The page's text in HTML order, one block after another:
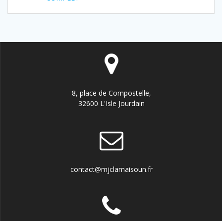
8, place de Compostelle,
32600 L'Isle Jourdain
contact@mjclamaisoun.fr